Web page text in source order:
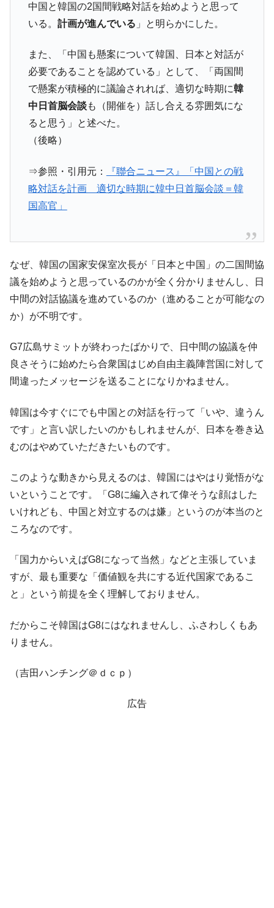
中国と韓国の2国間戦略対話を始めようと思って
いる。 計画が進んでいる 」と明らかにした。
また、「中国も懸案について韓国、日本と対話が
必要であることを認めている」として、「両国間
で懸案が積極的に議論されれば、適切な時期に韓
中日首脳会談も（開催を）話し合える雰囲気にな
ると思う」と述べた。
（後略）
⇒参照・引用元：
『聯合ニュース』「中国との戦
略対話を計画 適切な時期に韓中日首脳会談＝韓
国高官」
なぜ、韓国の国家安保室次長が「日本と中国」の二国間協
議を始めようと思っているのかが全く分かりませんし、日
中間の対話協議を進めているのか（進めることが可能なの
か）が不明です。
G7広島サミットが終わったばかりで、日中間の協議を仲
良さそうに始めたら合衆国はじめ自由主義陣営国に対して
間違ったメッセージを送ることになりかねません。
韓国は今すぐにでも中国との対話を行って「いや、違うん
です」と言い訳したいのかもしれませんが、日本を巻き込
むのはやめていただきたいものです。
このような動きから見えるのは、韓国にはやはり覚悟がな
いということです。「G8に編入されて偉そうな顔はした
いけれども、中国と対立するのは嫌」というのが本当のと
ころなのです。
「国力からいえばG8になって当然」などと主張していま
すが、最も重要な「価値観を共にする近代国家であるこ
と」という前提を全く理解しておりません。
だからこそ韓国はG8にはなれませんし、ふさわしくもあ
りません。
（吉田ハンチング＠ｄｃｐ）
広告